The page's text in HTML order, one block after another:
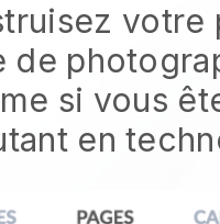
votre
de
si vous
en